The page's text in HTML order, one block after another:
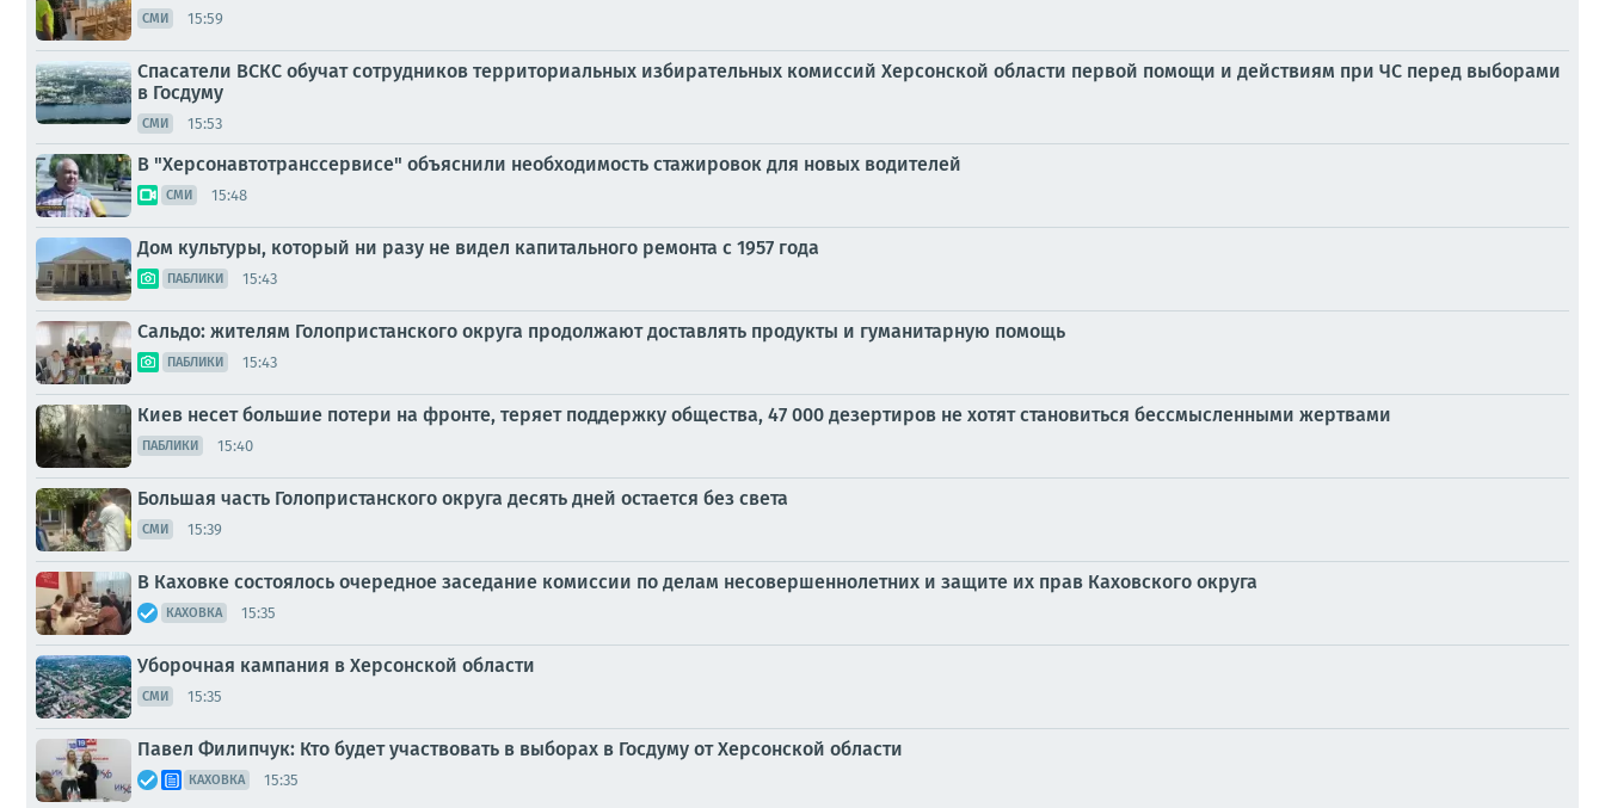
СМИ 15:59
Спасатели ВСКС обучат сотрудников территориальных избирательных комиссий Херсонской области первой помощи и действиям при ЧС перед выборами
в Госдуму
СМИ 15:53
В "Херсонавтотранссервисе" объяснили необходимость стажировок для новых водителей
СМИ 15:48
Дом культуры, который ни разу не видел капитального ремонта с 1957 года
ПАБЛИКИ 15:43
Сальдо: жителям Голопристанского округа продолжают доставлять продукты и гуманитарную помощь
ПАБЛИКИ 15:43
Киев несет большие потери на фронте, теряет поддержку общества, 47 000 дезертиров не хотят становиться бессмысленными жертвами
ПАБЛИКИ 15:40
Большая часть Голопристанского округа десять дней остается без света
СМИ 15:39
В Каховке состоялось очередное заседание комиссии по делам несовершеннолетних и защите их прав Каховского округа
КАХОВКА 15:35
Уборочная кампания в Херсонской области
СМИ 15:35
Павел Филипчук: Кто будет участвовать в выборах в Госдуму от Херсонской области
КАХОВКА 15:35